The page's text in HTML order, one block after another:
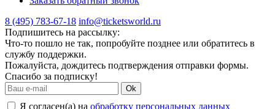
8 (495) 783-67-18 info@ticketsworld.ru
Подпишитесь на рассылку:
Что-то пошло не так, попробуйте позднее или обратитесь в
службу поддержки.
Пожалуйста, дождитесь подтверждения отправки формы.
Спасибо за подписку!
Ok
Я согласен(а) на обработку персональных данных